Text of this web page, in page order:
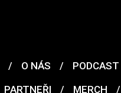
/ O NÁS / PODCAST
PARTNEŘI / MERCH /